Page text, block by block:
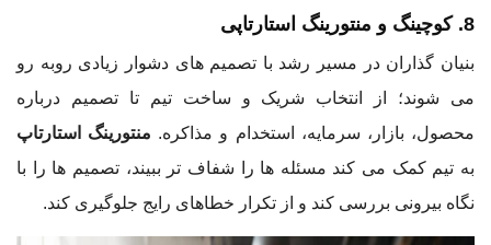
8. کوچینگ و منتورینگ استارتاپی
بنیان گذاران در مسیر رشد با تصمیم های دشوار زیادی روبه رو
می شوند؛ از انتخاب شریک و ساخت تیم تا تصمیم درباره
محصول، بازار، سرمایه، استخدام و مذاکره. منتورینگ استارتاپ
به تیم کمک می کند مسئله ها را شفاف تر ببیند، تصمیم ها را با
نگاه بیرونی بررسی کند و از تکرار خطاهای رایج جلوگیری کند.